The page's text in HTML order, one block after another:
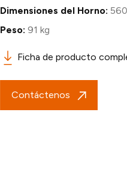
Dimensiones del Horno:
Peso: 91 kg
Ficha de producto
Contáctenos